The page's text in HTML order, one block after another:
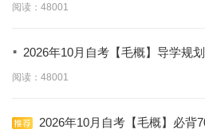
阅读：48001
· 2026年10月自考【毛概】导学规
阅读：48001
2026年10月自考【毛概】必背